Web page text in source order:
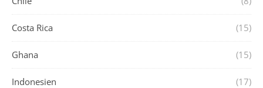
Costa Rica (15)
Ghana (15)
Indonesien (17)